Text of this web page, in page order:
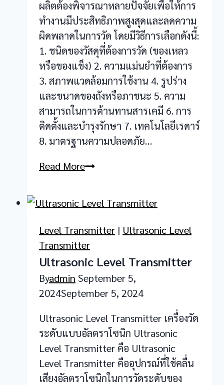
ผลิตต้องพิจารณาหลายปัจจัยเพื่อให้การ
ทำงานมีประสิทธิภาพสูงสุดและลดความ
ผิดพลาดในการวัด โดยมีวิธีการเลือกดังนี้:
1. ชนิดของวัสดุที่ต้องการวัด (ของเหลว
หรือของแข็ง) 2. ความแม่นยำที่ต้องการ
3. สภาพแวดล้อมการใช้งาน 4. รูปร่าง
และขนาดของถังหรือภาชนะ 5. ความ
สามารถในการต้านทานสารเคมี 6. การ
ติดตั้งและบำรุงรักษา 7. เทคโนโลยีเรดาร์
8. มาตรฐานความปลอดภัย…
Read MoreRadar
Level Transmitter | Ultrasonic Level
Transmitter
Ultrasonic Level Transmitter
Byadmin September 5,
2024September 5, 2024
Ultrasonic Level Transmitter เครื่องวัด
ระดับแบบอัลตราโซนิก Ultrasonic
Level Transmitter คือ Ultrasonic
Level Transmitter คืออุปกรณ์ที่ใช้คลื่น
เสียงอัลตราโซนิกในการวัดระดับของ